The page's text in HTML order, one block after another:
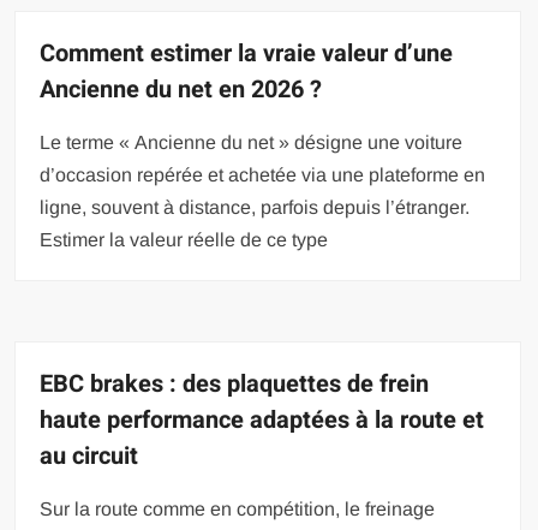
Comment estimer la vraie valeur d’une
Ancienne du net en 2026 ?
Le terme « Ancienne du net » désigne une voiture
d’occasion repérée et achetée via une plateforme en
ligne, souvent à distance, parfois depuis l’étranger.
Estimer la valeur réelle de ce type
EBC brakes : des plaquettes de frein
haute performance adaptées à la route et
au circuit
Sur la route comme en compétition, le freinage